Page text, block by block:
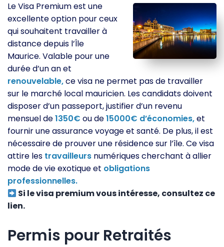
Le Visa Premium est une
excellente option pour ceux
qui souhaitent travailler à
distance depuis l’Île
Maurice. Valable pour une
durée d’un an et
renouvelable,ce visa ne permet pas de travailler
sur le marché local mauricien. Les candidats doivent
disposer d’un passeport, justifier d’un revenu
mensuel de1350€ ou de15000€ d’économies,et
fournir une assurance voyage et santé. De plus, il est
nécessaire de prouver une résidence sur l’île. Ce visa
attire les travailleurs numériques cherchant à allier
mode de vie exotique et obligations
professionnelles.
Si le visa premium vous intéresse, consultez ce
lien.
Permis pour Retraités